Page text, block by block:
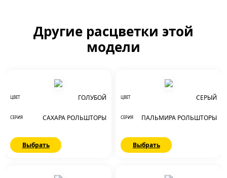
Другие расцветки этой
модели
ЦВЕТ ГОЛУБОЙ
СЕРИЯ САХАРА РОЛЬШТОРЫ
Выбрать
ЦВЕТ СЕРЫЙ
СЕРИЯ ПАЛЬМИРА РОЛЬШТОРЫ
Выбрать